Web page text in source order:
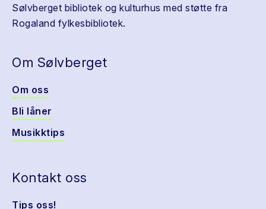
Sølvberget bibliotek og kulturhus med støtte fra
Rogaland fylkesbibliotek.
Om Sølvberget
Om oss
Bli låner
Musikktips
Kontakt oss
Tips oss!